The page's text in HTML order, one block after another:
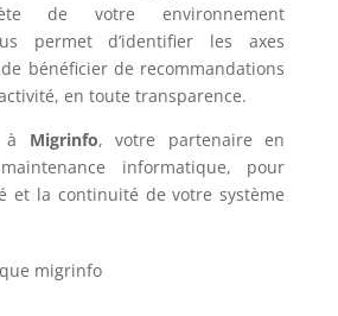
de votre environnement
permet d’identifier les axes
bénéficier de recommandations
en toute transparence.
à Migrinfo, votre partenaire en
informatique, pour
et la continuité de votre système